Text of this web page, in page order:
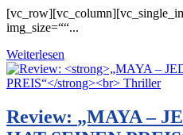
img_size=““...
Weiterlesen
Review: „MAYA –